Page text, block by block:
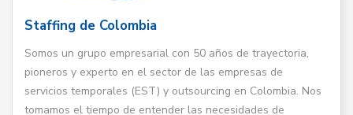
Staffing de Colombia
Somos un grupo empresarial con 50 años de trayectoria,
pioneros y experto en el sector de las empresas de
servicios temporales (EST) y outsourcing en Colombia. Nos
tomamos el tiempo de entender las necesidades de